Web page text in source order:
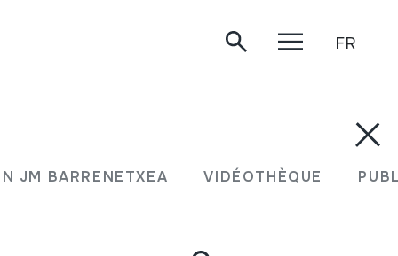
JM BARRENETXEA VIDÉOTHÈQUE
FR